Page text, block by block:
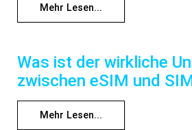
Mehr Lesen...
Was ist der wirkliche
zwischen eSIM und
Mehr Lesen...